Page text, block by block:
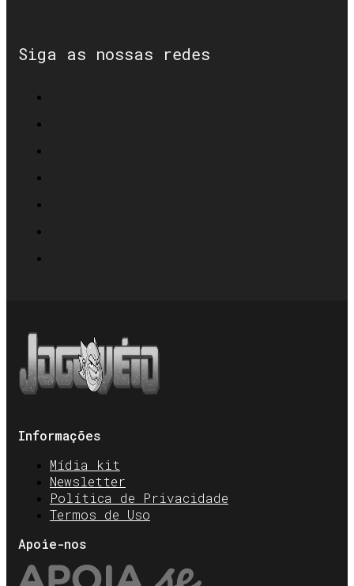
Siga as nossas redes
Informações
Mídia kit
Newsletter
Política de Privacidade
Termos de Uso
Apoie-nos